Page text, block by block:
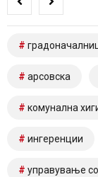
арсовска
комунална
ингеренции
управување